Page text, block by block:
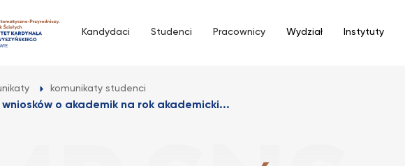
Kandydaci Studenci Pracownicy Wydział Instytuty
komunikaty studenci
wniosków o akademik na rok akademicki...